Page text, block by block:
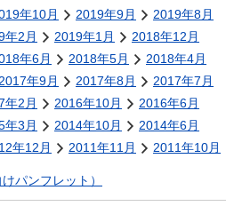
年10月 2019年9月
2019年8月
年2月 2019年1月
2018年12月
年6月 2018年5月
2018年4月
2017年9月 2017年8月
2017年7月
年2月 2016年10月
2016年6月
年3月 2014年10月
2014年6月
年12月 2011年11月 2011年10月
パンフレット）